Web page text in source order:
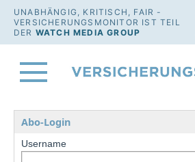
UNABHÄNGIG, KRITISCH, FAIR -
VERSICHERUNGSMONITOR IST TEIL
DER WATCH MEDIA GROUP
Abo-Login
Username